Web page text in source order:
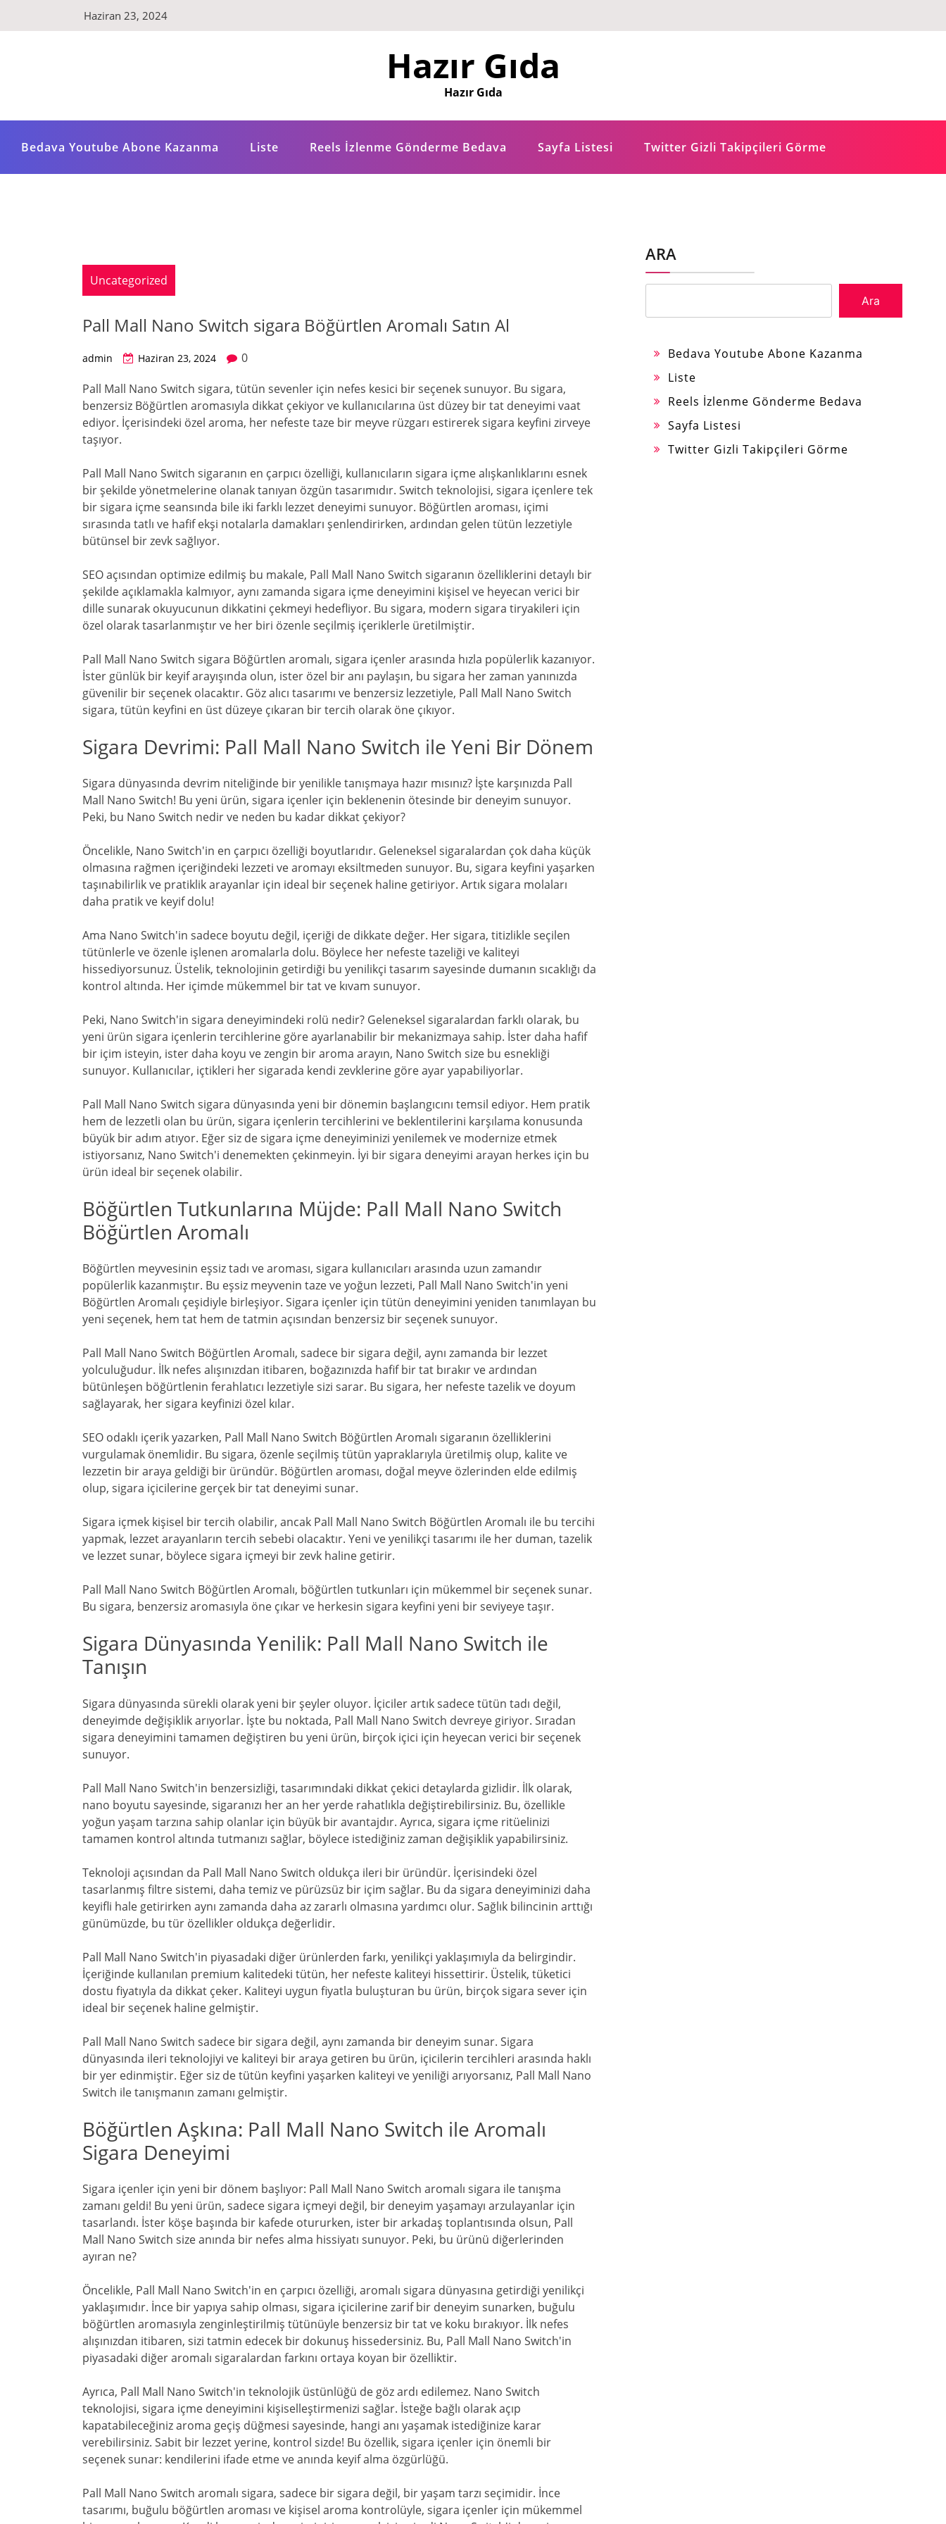
Haziran 23, 2024
Hazır Gıda
Hazır Gıda
Bedava Youtube Abone Kazanma Liste Reels İzlenme Gönderme Bedava Sayfa Listesi Twitter Gizli Takipçileri Görme
Uncategorized
Pall Mall Nano Switch sigara Böğürtlen Aromalı Satın Al
admin Haziran 23, 2024
0
Pall Mall Nano Switch sigara, tütün sevenler için nefes kesici bir seçenek sunuyor. Bu sigara,
benzersiz Böğürtlen aromasıyla dikkat çekiyor ve kullanıcılarına üst düzey bir tat deneyimi vaat
ediyor. İçerisindeki özel aroma, her nefeste taze bir meyve rüzgarı estirerek sigara keyfini zirveye
taşıyor.
Pall Mall Nano Switch sigaranın en çarpıcı özelliği, kullanıcıların sigara içme alışkanlıklarını esnek
bir şekilde yönetmelerine olanak tanıyan özgün tasarımıdır. Switch teknolojisi, sigara içenlere tek
bir sigara içme seansında bile iki farklı lezzet deneyimi sunuyor. Böğürtlen aroması, içimi
sırasında tatlı ve hafif ekşi notalarla damakları şenlendirirken, ardından gelen tütün lezzetiyle
bütünsel bir zevk sağlıyor.
SEO açısından optimize edilmiş bu makale, Pall Mall Nano Switch sigaranın özelliklerini detaylı bir
şekilde açıklamakla kalmıyor, aynı zamanda sigara içme deneyimini kişisel ve heyecan verici bir
dille sunarak okuyucunun dikkatini çekmeyi hedefliyor. Bu sigara, modern sigara tiryakileri için
özel olarak tasarlanmıştır ve her biri özenle seçilmiş içeriklerle üretilmiştir.
Pall Mall Nano Switch sigara Böğürtlen aromalı, sigara içenler arasında hızla popülerlik kazanıyor.
İster günlük bir keyif arayışında olun, ister özel bir anı paylaşın, bu sigara her zaman yanınızda
güvenilir bir seçenek olacaktır. Göz alıcı tasarımı ve benzersiz lezzetiyle, Pall Mall Nano Switch
sigara, tütün keyfini en üst düzeye çıkaran bir tercih olarak öne çıkıyor.
Sigara Devrimi: Pall Mall Nano Switch ile Yeni Bir Dönem
Sigara dünyasında devrim niteliğinde bir yenilikle tanışmaya hazır mısınız? İşte karşınızda Pall
Mall Nano Switch! Bu yeni ürün, sigara içenler için beklenenin ötesinde bir deneyim sunuyor.
Peki, bu Nano Switch nedir ve neden bu kadar dikkat çekiyor?
Öncelikle, Nano Switch'in en çarpıcı özelliği boyutlarıdır. Geleneksel sigaralardan çok daha küçük
olmasına rağmen içeriğindeki lezzeti ve aromayı eksiltmeden sunuyor. Bu, sigara keyfini yaşarken
taşınabilirlik ve pratiklik arayanlar için ideal bir seçenek haline getiriyor. Artık sigara molaları
daha pratik ve keyif dolu!
Ama Nano Switch'in sadece boyutu değil, içeriği de dikkate değer. Her sigara, titizlikle seçilen
tütünlerle ve özenle işlenen aromalarla dolu. Böylece her nefeste tazeliği ve kaliteyi
hissediyorsunuz. Üstelik, teknolojinin getirdiği bu yenilikçi tasarım sayesinde dumanın sıcaklığı da
kontrol altında. Her içimde mükemmel bir tat ve kıvam sunuyor.
Peki, Nano Switch'in sigara deneyimindeki rolü nedir? Geleneksel sigaralardan farklı olarak, bu
yeni ürün sigara içenlerin tercihlerine göre ayarlanabilir bir mekanizmaya sahip. İster daha hafif
bir içim isteyin, ister daha koyu ve zengin bir aroma arayın, Nano Switch size bu esnekliği
sunuyor. Kullanıcılar, içtikleri her sigarada kendi zevklerine göre ayar yapabiliyorlar.
Pall Mall Nano Switch sigara dünyasında yeni bir dönemin başlangıcını temsil ediyor. Hem pratik
hem de lezzetli olan bu ürün, sigara içenlerin tercihlerini ve beklentilerini karşılama konusunda
büyük bir adım atıyor. Eğer siz de sigara içme deneyiminizi yenilemek ve modernize etmek
istiyorsanız, Nano Switch'i denemekten çekinmeyin. İyi bir sigara deneyimi arayan herkes için bu
ürün ideal bir seçenek olabilir.
Böğürtlen Tutkunlarına Müjde: Pall Mall Nano Switch
Böğürtlen Aromalı
Böğürtlen meyvesinin eşsiz tadı ve aroması, sigara kullanıcıları arasında uzun zamandır
popülerlik kazanmıştır. Bu eşsiz meyvenin taze ve yoğun lezzeti, Pall Mall Nano Switch'in yeni
Böğürtlen Aromalı çeşidiyle birleşiyor. Sigara içenler için tütün deneyimini yeniden tanımlayan bu
yeni seçenek, hem tat hem de tatmin açısından benzersiz bir seçenek sunuyor.
Pall Mall Nano Switch Böğürtlen Aromalı, sadece bir sigara değil, aynı zamanda bir lezzet
yolculuğudur. İlk nefes alışınızdan itibaren, boğazınızda hafif bir tat bırakır ve ardından
bütünleşen böğürtlenin ferahlatıcı lezzetiyle sizi sarar. Bu sigara, her nefeste tazelik ve doyum
sağlayarak, her sigara keyfinizi özel kılar.
SEO odaklı içerik yazarken, Pall Mall Nano Switch Böğürtlen Aromalı sigaranın özelliklerini
vurgulamak önemlidir. Bu sigara, özenle seçilmiş tütün yapraklarıyla üretilmiş olup, kalite ve
lezzetin bir araya geldiği bir üründür. Böğürtlen aroması, doğal meyve özlerinden elde edilmiş
olup, sigara içicilerine gerçek bir tat deneyimi sunar.
Sigara içmek kişisel bir tercih olabilir, ancak Pall Mall Nano Switch Böğürtlen Aromalı ile bu tercihi
yapmak, lezzet arayanların tercih sebebi olacaktır. Yeni ve yenilikçi tasarımı ile her duman, tazelik
ve lezzet sunar, böylece sigara içmeyi bir zevk haline getirir.
Pall Mall Nano Switch Böğürtlen Aromalı, böğürtlen tutkunları için mükemmel bir seçenek sunar.
Bu sigara, benzersiz aromasıyla öne çıkar ve herkesin sigara keyfini yeni bir seviyeye taşır.
Sigara Dünyasında Yenilik: Pall Mall Nano Switch ile
Tanışın
Sigara dünyasında sürekli olarak yeni bir şeyler oluyor. İçiciler artık sadece tütün tadı değil,
deneyimde değişiklik arıyorlar. İşte bu noktada, Pall Mall Nano Switch devreye giriyor. Sıradan
sigara deneyimini tamamen değiştiren bu yeni ürün, birçok içici için heyecan verici bir seçenek
sunuyor.
Pall Mall Nano Switch'in benzersizliği, tasarımındaki dikkat çekici detaylarda gizlidir. İlk olarak,
nano boyutu sayesinde, sigaranızı her an her yerde rahatlıkla değiştirebilirsiniz. Bu, özellikle
yoğun yaşam tarzına sahip olanlar için büyük bir avantajdır. Ayrıca, sigara içme ritüelinizi
tamamen kontrol altında tutmanızı sağlar, böylece istediğiniz zaman değişiklik yapabilirsiniz.
Teknoloji açısından da Pall Mall Nano Switch oldukça ileri bir üründür. İçerisindeki özel
tasarlanmış filtre sistemi, daha temiz ve pürüzsüz bir içim sağlar. Bu da sigara deneyiminizi daha
keyifli hale getirirken aynı zamanda daha az zararlı olmasına yardımcı olur. Sağlık bilincinin arttığı
günümüzde, bu tür özellikler oldukça değerlidir.
Pall Mall Nano Switch'in piyasadaki diğer ürünlerden farkı, yenilikçi yaklaşımıyla da belirgindir.
İçeriğinde kullanılan premium kalitedeki tütün, her nefeste kaliteyi hissettirir. Üstelik, tüketici
dostu fiyatıyla da dikkat çeker. Kaliteyi uygun fiyatla buluşturan bu ürün, birçok sigara sever için
ideal bir seçenek haline gelmiştir.
Pall Mall Nano Switch sadece bir sigara değil, aynı zamanda bir deneyim sunar. Sigara
dünyasında ileri teknolojiyi ve kaliteyi bir araya getiren bu ürün, içicilerin tercihleri arasında haklı
bir yer edinmiştir. Eğer siz de tütün keyfini yaşarken kaliteyi ve yeniliği arıyorsanız, Pall Mall Nano
Switch ile tanışmanın zamanı gelmiştir.
Böğürtlen Aşkına: Pall Mall Nano Switch ile Aromalı
Sigara Deneyimi
Sigara içenler için yeni bir dönem başlıyor: Pall Mall Nano Switch aromalı sigara ile tanışma
zamanı geldi! Bu yeni ürün, sadece sigara içmeyi değil, bir deneyim yaşamayı arzulayanlar için
tasarlandı. İster köşe başında bir kafede otururken, ister bir arkadaş toplantısında olsun, Pall
Mall Nano Switch size anında bir nefes alma hissiyatı sunuyor. Peki, bu ürünü diğerlerinden
ayıran ne?
Öncelikle, Pall Mall Nano Switch'in en çarpıcı özelliği, aromalı sigara dünyasına getirdiği yenilikçi
yaklaşımıdır. İnce bir yapıya sahip olması, sigara içicilerine zarif bir deneyim sunarken, buğulu
böğürtlen aromasıyla zenginleştirilmiş tütünüyle benzersiz bir tat ve koku bırakıyor. İlk nefes
alışınızdan itibaren, sizi tatmin edecek bir dokunuş hissedersiniz. Bu, Pall Mall Nano Switch'in
piyasadaki diğer aromalı sigaralardan farkını ortaya koyan bir özelliktir.
Ayrıca, Pall Mall Nano Switch'in teknolojik üstünlüğü de göz ardı edilemez. Nano Switch
teknolojisi, sigara içme deneyimini kişiselleştirmenizi sağlar. İsteğe bağlı olarak açıp
kapatabileceğiniz aroma geçiş düğmesi sayesinde, hangi anı yaşamak istediğinize karar
verebilirsiniz. Sabit bir lezzet yerine, kontrol sizde! Bu özellik, sigara içenler için önemli bir
seçenek sunar: kendilerini ifade etme ve anında keyif alma özgürlüğü.
Pall Mall Nano Switch aromalı sigara, sadece bir sigara değil, bir yaşam tarzı seçimidir. İnce
tasarımı, buğulu böğürtlen aroması ve kişisel aroma kontrolüyle, sigara içenler için mükemmel
ARA
Ara
Bedava Youtube Abone Kazanma
Liste
Reels İzlenme Gönderme Bedava
Sayfa Listesi
Twitter Gizli Takipçileri Görme